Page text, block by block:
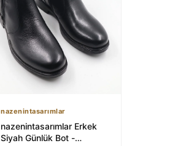
nazenintasarımlar
nazenintasarımlar Erkek
Siyah Günlük Bot -